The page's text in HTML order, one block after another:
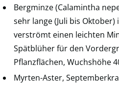
Bergminze (Calamintha
sehr lange (Juli bis
verströmt einen leichten
Spätblüher für den
Pflanzflächen, Wuchshöhe
Myrten-Aster,